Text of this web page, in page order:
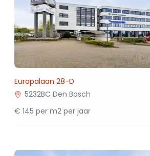
Europalaan 28-D
5232BC Den Bosch
€ 145 per m2 per jaar